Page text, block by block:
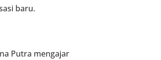
baru.
Putra mengajar